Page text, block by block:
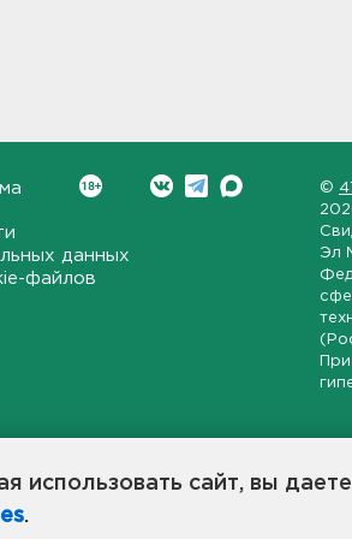
использовать сайт, вы
.
данных
файлов
©
Эл
области, экономической и
станет популярной и
в 47-м регионе России.